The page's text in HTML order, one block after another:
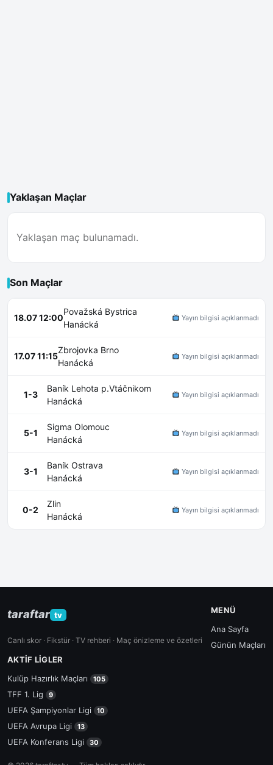
Yaklaşan Maçlar
Yaklaşan maç bulunamadı.
Son Maçlar
18.07 12:00
Považská Bystrica
Hanácká
Yayın bilgisi açıklanmadı
17.07 11:15
Zbrojovka Brno
Hanácká
Yayın bilgisi açıklanmadı
1-3
Baník Lehota p.Vtáčnikom
Hanácká
Yayın bilgisi açıklanmadı
5-1
Sigma Olomouc
Hanácká
Yayın bilgisi açıklanmadı
3-1
Baník Ostrava
Hanácká
Yayın bilgisi açıklanmadı
0-2
Zlin
Hanácká
Yayın bilgisi açıklanmadı
taraftar tv
Canlı skor · Fikstür · TV rehberi · Maç önizleme ve özetleri
MENÜ
Ana Sayfa
Günün Maçları
AKTIF LIGLER
Kulüp Hazırlık Maçları
105
TFF 1. Lig 9
UEFA Şampiyonlar Ligi 10
UEFA Avrupa Ligi 13
UEFA Konferans Ligi 30